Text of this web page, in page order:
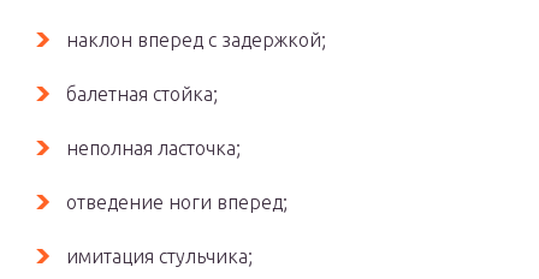
наклон вперед с задержкой;
балетная стойка;
неполная ласточка;
отведение ноги вперед;
имитация стульчика;